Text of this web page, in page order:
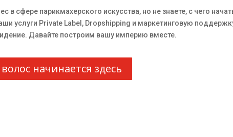
в сфере парикмахерского искусства, но не знаете, с чего
услуги Private Label, Dropshipping и маркетинговую
Давайте построим вашу империю вместе.
начинается здесь